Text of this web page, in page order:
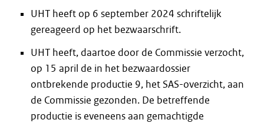
UHT heeft op 6 september 2024 schriftelijk
gereageerd op het bezwaarschrift.
UHT heeft, daartoe door de Commissie verzocht,
op 15 april de in het bezwaardossier
ontbrekende productie 9, het SAS-overzicht, aan
de Commissie gezonden. De betreffende
productie is eveneens aan gemachtigde